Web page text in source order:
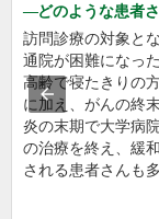
どのような患者
訪問診療の対象と
通院が困難になっ
高齢で寝たきりの
に加え、がんの終
炎の末期で大学病
の治療を終え、緩
される患者さんも